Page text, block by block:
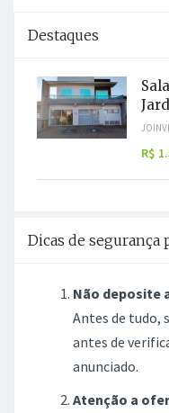
Destaques
R$
Dicas de segurança
Não deposite
Antes de tudo,
antes de
anunciado.
Atenção a